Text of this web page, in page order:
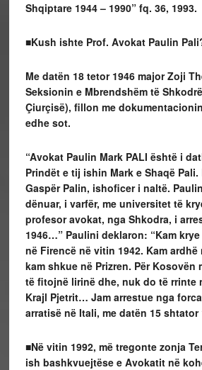
Shqiptare 1944 – 1990” fq. 36, 1993.
■Kush ishte Prof. Avokat Paulin
Me datën 18 tetor 1946 major Zoji
Seksionin e Mbrendshëm të
Çiurçisë), fillon me
edhe sot.
“Avokat Paulin Mark PALI është i
Prindët e tij ishin Mark e Shaqë
Gaspër Palin, ishoficer i naltë.
dënuar, i varfër, me universitet të
profesor avokat, nga Shkodra, i
1946…” Paulini deklaron: “Kam
në Firencë në vitin 1942. Kam
kam shkue në Prizren. Për Kosovën
të fitojnë lirinë dhe, nuk do të rrinte
Krajl Pjetrit… Jam arrestue nga
arratisë në Itali, me datën 15
■Në vitin 1992, më tregonte zonja
ish bashkvuejtëse e Avokatit në